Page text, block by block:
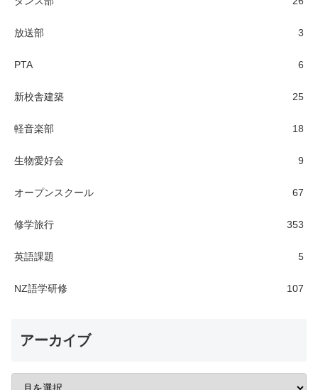
放送部 3
PTA 6
新校舎建築 25
軽音楽部 18
生物愛好会 9
オープンスクール 67
修学旅行 353
英語課題 5
NZ語学研修 107
アーカイブ